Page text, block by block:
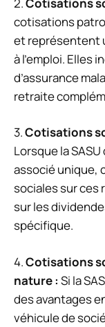
cotisations
et représentent
à l’emploi. Elles
d’assurance
retraite
3.Cotisations
Lorsque la
associé unique,
sociales sur ces
sur les
spécifique.
4.Cotisations
nature : Si la
des avantages
véhicule de